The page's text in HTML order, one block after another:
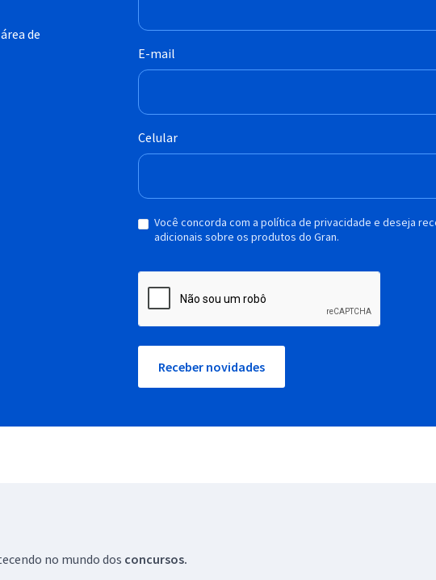
de
E-mail
Celular
Você concorda com a política de privacidade e deseja
adicionais sobre os produtos do Gran.
Receber novidades
no mundo dos concursos.